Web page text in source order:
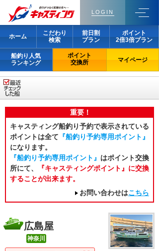
LOGIN
ホーム
こだわり
検索
前日割
プラン
ポイント
2倍3倍プラン
船釣り人気
ランキング
ポイント
交換所
マイページ
重要！
キャスティング船釣り予約で表示されている
ポイントは全て 『船釣り予約専用ポイント』
になります。
『船釣り予約専用ポイント』 はポイント交換
所にて、
『キャスティングポイント』に交換
することが出来ます。
お問い合わせはこちら
広島屋
神奈川